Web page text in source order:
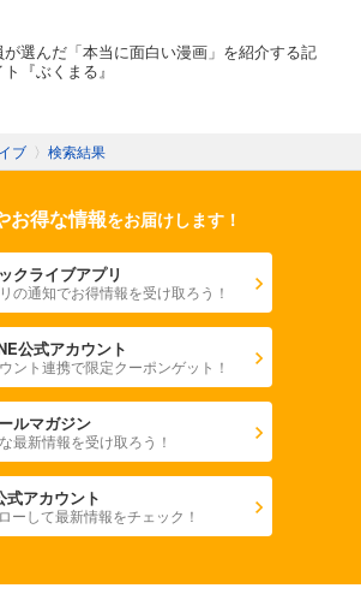
が選んだ「本当に面白い漫画」を紹介する記
『ぶくまる』
ブ 〉 検索結果
お得な情報をお届けします！
クライブアプリ
の通知でお得情報を受け取ろう！
公式アカウント
ント連携で限定クーポンゲット！
ルマガジン
最新情報を受け取ろう！
式アカウント
ーして最新情報をチェック！